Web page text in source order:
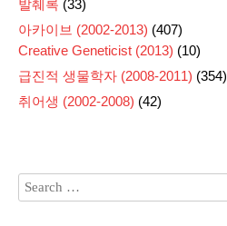
발췌록 (33)
아카이브 (2002-2013) (407)
Creative Geneticist (2013) (10)
급진적 생물학자 (2008-2011) (354)
취어생 (2002-2008) (42)